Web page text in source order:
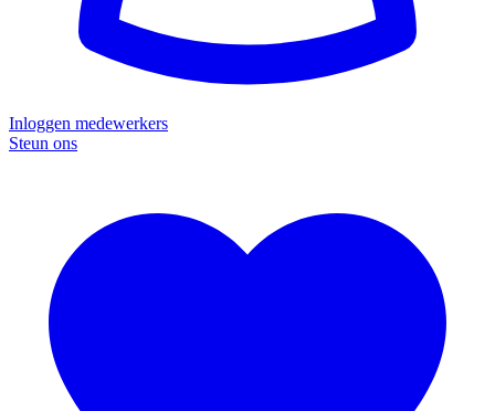
Inloggen medewerkers
Steun ons